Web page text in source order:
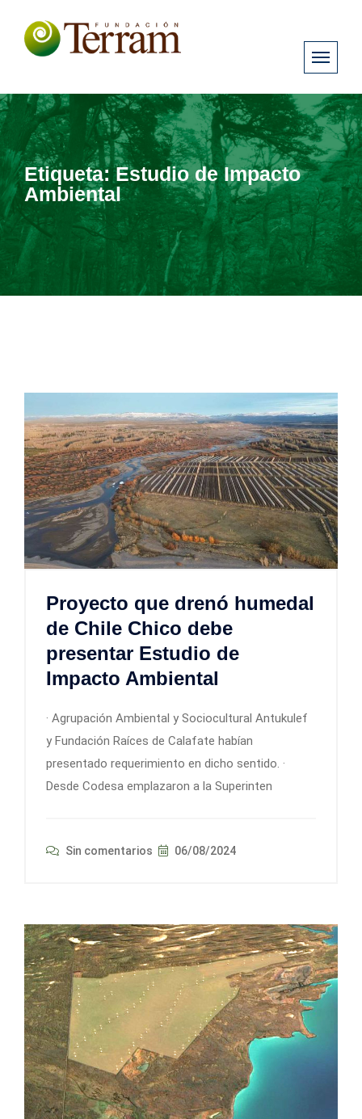
Etiqueta:Estudio de Impacto
Ambiental
Proyecto que drenó humedal
de Chile Chico debe
presentar Estudio de
Impacto Ambiental
· Agrupación Ambiental y Sociocultural Antukulef
y Fundación Raíces de Calafate habían
presentado requerimiento en dicho sentido. ·
Desde Codesa emplazaron a la Superinten
Sin comentarios 06/08/2024